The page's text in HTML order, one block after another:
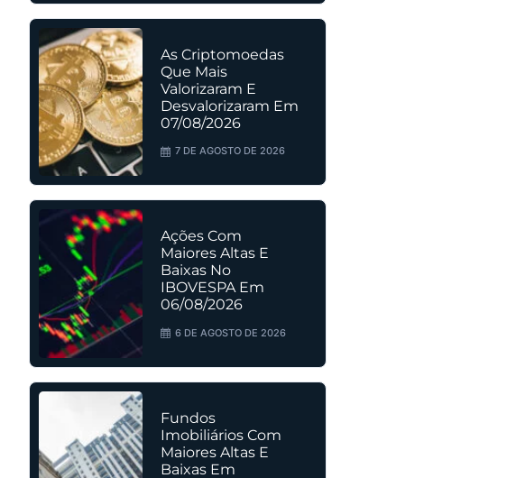
As Criptomoedas
Que Mais
Valorizaram E
Desvalorizaram Em
07/08/2026
7 DE AGOSTO DE 2026
Ações Com
Maiores Altas E
Baixas No
IBOVESPA Em
06/08/2026
6 DE AGOSTO DE 2026
Fundos
Imobiliários Com
Maiores Altas E
Baixas Em